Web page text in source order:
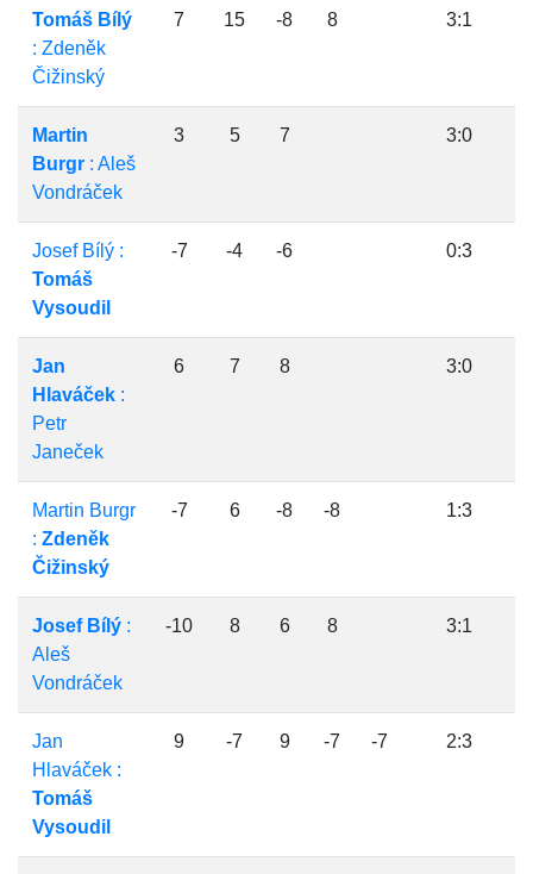
Tomáš Bílý
: Zdeněk
Čižinský
7 15 -8 8 3:1
Martin
Burgr : Aleš
Vondráček
3 5 7 3:0
Josef Bílý :
Tomáš
Vysoudil
-7 -4 -6 0:3
Jan
Hlaváček :
Petr
Janeček
6 7 8 3:0
Martin Burgr
: Zdeněk
Čižinský
-7 6 -8 -8 1:3
Josef Bílý :
Aleš
Vondráček
-10 8 6 8 3:1
Jan
Hlaváček :
Tomáš
Vysoudil
9 -7 9 -7 -7 2:3